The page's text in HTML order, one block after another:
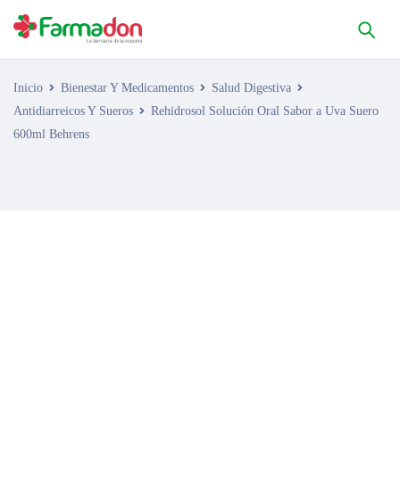
Inicio Bienestar Y Medicamentos
Salud Digestiva
Antidiarreicos Y Sueros
Rehidrosol Solución Oral Sabor a Uva Suero
600ml Behrens